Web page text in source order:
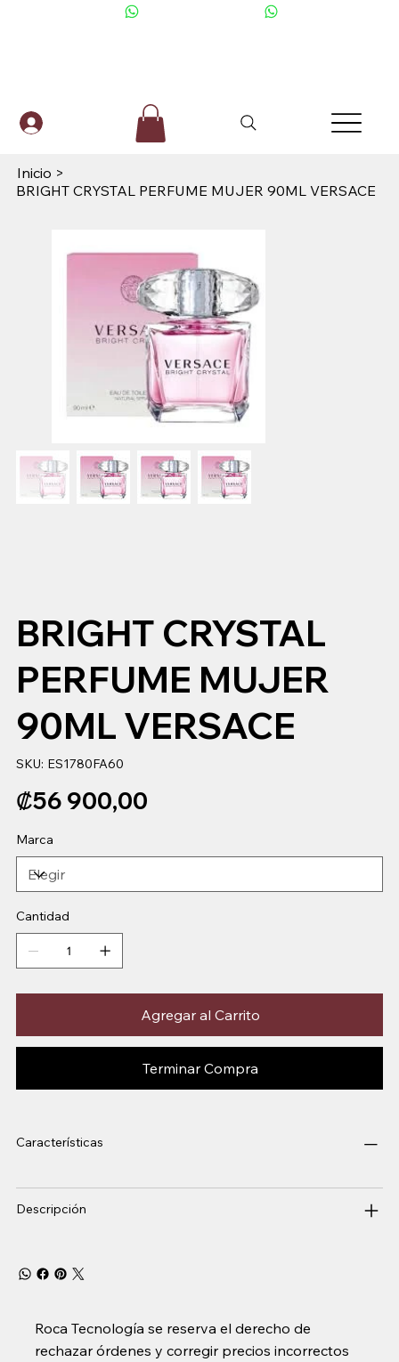
Inicio >
BRIGHT CRYSTAL PERFUME MUJER 90ML VERSACE
BRIGHT CRYSTAL
PERFUME MUJER
90ML VERSACE
SKU: SKU
ES1780FA60
ES1780FA60
Precio
₡56 900,00
Marca
Cantidad
Agregar al Carrito
Terminar Compra
Características
Descripción
Roca Tecnología se reserva el derecho de
rechazar órdenes y corregir precios incorrectos